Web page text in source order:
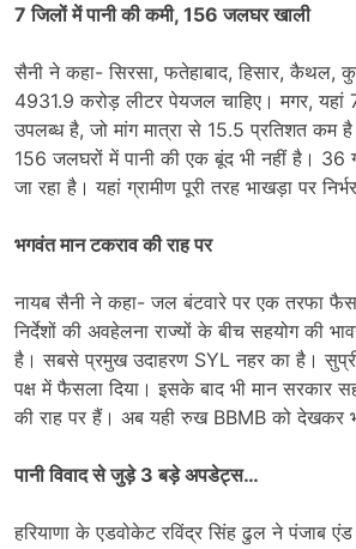
7 जिलों में पानी की कमी, 156 जलघर खाली
सैनी ने कहा- सिरसा, फतेहाबाद, हिसार, कैथल,
4931.9 करोड़ लीटर पेयजल चाहिए। मगर, यहां
उपलब्ध है, जो मांग मात्रा से 15.5 प्रतिशत कम
156 जलघरों में पानी की एक बूंद भी नहीं है। 36
जा रहा है। यहां ग्रामीण पूरी तरह भाखड़ा पर
भगवंत मान टकराव की राह पर
नायब सैनी ने कहा- जल बंटवारे पर एक तरफा
निर्देशों की अवहेलना राज्यों के बीच सहयोग की
है। सबसे प्रमुख उदाहरण SYL नहर का है।
पक्ष में फैसला दिया। इसके बाद भी मान सरकार
की राह पर हैं। अब यही रुख BBMB को देखकर
पानी विवाद से जुड़े 3 बड़े अपडेट्स…
हरियाणा के एडवोकेट रविंद्र सिंह ढुल ने पंजाब एंड